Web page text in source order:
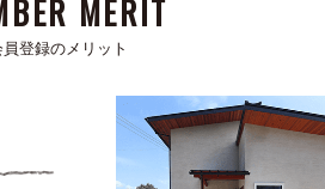
MERIT
登録のメリット